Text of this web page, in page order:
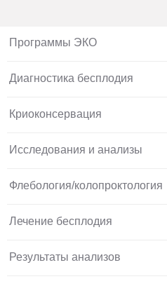
Программы ЭКО
Диагностика бесплодия
Криоконсервация
Исследования и анализы
Флебология/колопроктология
Лечение бесплодия
Результаты анализов